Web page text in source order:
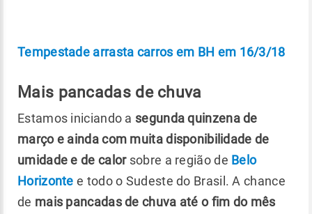
Tempestade arrasta carros em BH em 16/3/18
Mais pancadas de chuva
Estamos iniciando a segunda quinzena de
março e ainda com muita disponibilidade de
umidade e de calorsobre a região de Belo
Horizonte e todo o Sudeste do Brasil. A chance
de mais pancadas de chuva até o fim do mês